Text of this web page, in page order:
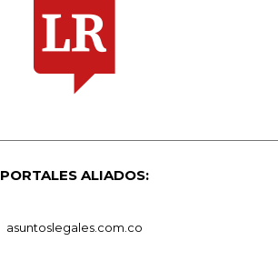
PORTALES ALIADOS:
asuntoslegales.com.co